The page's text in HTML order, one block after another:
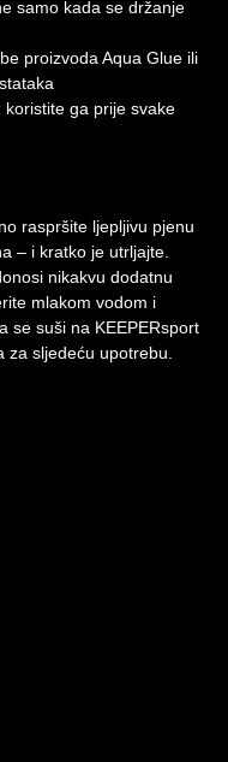
samo kada se držanje
proizvoda Aqua Glue ili
koristite ga prije svake
raspršite ljepljivu pjenu
– i kratko je utrljajte.
nikakvu dodatnu
mlakom vodom i
se suši na KEEPERsport
sljedeću upotrebu.